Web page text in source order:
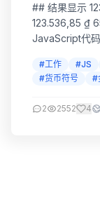
## 结果显示
123.536,85 ₫
JavaScript代
#工作 #JS
#货币符号
#
2 2552 4